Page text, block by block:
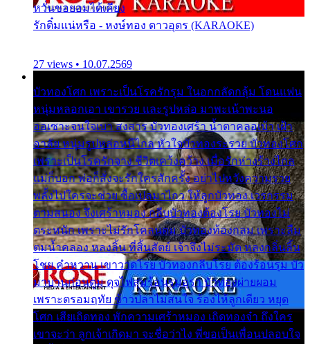
หวั่นขอยอมได้เคียง
รักติ๋มแน่หรือ - หงษ์ทอง ดาวอุดร (KARAOKE)
27 views • 10.07.2569
บัวทองโศก เพราะเป็นโรครักรุม ในอกกลัดกลุ้ม โดนแฟน
หนุ่มหลอกเอา เขารวย และรูปหล่อ มาพะเน้าพะนอ
ออเซาะจนใจเบา สงสาร บัวทองเศร้า น้ำตาคลอเบ้า เฝ้า
อาลัย หนุ่มรูปหล่อหนีไกล หัวใจบัวทองระรวย บัวทองโศก
เพราะเป็นโรครักจาง ชีวิตเคว้งคว้าง เมื่อรักห่างร้างไกล
แม่ก็บอก พ่อก็สั่งจะรักใครสักครั้ง อย่าไปหวังความรวย
พลั้งไปใครจะช่วย ซื้อเปลมาไกว ให้ลูกบัวทอง เวรกรรม
ตามสนอง จึงเศร้าหมอง กลีบบัวทองต้องโรย บัวทองไม่
ตระหนัก เพราะไม่รักโคลนตม บัวทองท้องกลม เพราะลืม
ตมน้ำคลอง หลงลิ้น ที่สิ้นสัตย์ เจ้าจึงไม่ระมัด หลงกลิ่นลิ้น
โชย คำหวาน เขาวาดโรย บัวทองกลีบโรย ต้องร้อนรุม บัว
มาบานก่อนตูม ดุจไฟสุมร้อนรุมอุรา บัวทองผ่ายผอม
เพราะตรอมฤทัย ข้าวปลาไม่สนใจ ร้องไห้ลูกเดียว หยุด
โศก เสียเถิดทอง พักความเศร้าหมอง เถิดทองจ๋า ถึงใคร
เขาจะว่า ลูกเจ้าเกิดมา จะชื่อว่าไง พี่ขอเป็นเพื่อนปลอบใจ